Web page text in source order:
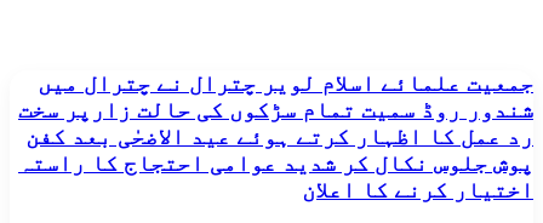
جمعیت
علمائے
اسلام
لویر
چترال
نے
جمعیت علمائے اسلام لویر چترال نے چترال میں
شندور روڈ سمیت تمام سڑکوں کی حالت زارپر سخت
رد عمل کا اظہار کرتے ہوئے عید الاضحٰی بعد کفن
پوش جلوس نکال کر شدید عوامی احتجاج کا راستہ
اختیار کرنے کا اعلان